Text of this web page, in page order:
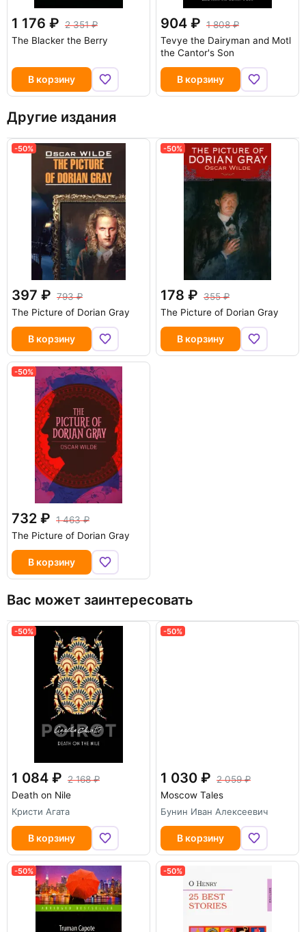
1 176
2 351
The Blacker the Berry
В корзину
904
1 808
Tevye the Dairyman and Motl
the Cantor's Son
В корзину
Другие издания
-50%
397
793
The Picture of Dorian Gray
В корзину
-50%
178
355
The Picture of Dorian Gray
В корзину
-50%
732
1 463
The Picture of Dorian Gray
В корзину
Вас может заинтересовать
-50%
1 084
2 168
Death on Nile
Кристи Агата
В корзину
-50%
1 030
2 059
Moscow Tales
Бунин Иван Алексеевич
В корзину
-50% -50%